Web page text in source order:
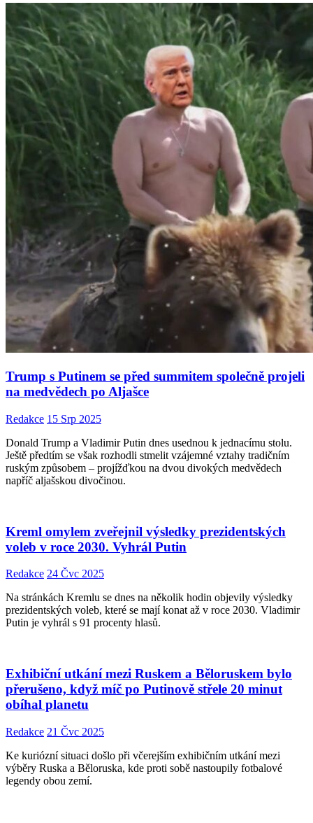
Trump s Putinem se před summitem společně projeli
na medvědech po Aljašce
Redakce 15 Srp 2025
Donald Trump a Vladimir Putin dnes usednou k jednacímu stolu.
Ještě předtím se však rozhodli stmelit vzájemné vztahy tradičním
ruským způsobem – projížďkou na dvou divokých medvědech
napříč aljašskou divočinou.
Kreml omylem zveřejnil výsledky prezidentských
voleb v roce 2030. Vyhrál Putin
Redakce 24 Čvc 2025
Na stránkách Kremlu se dnes na několik hodin objevily výsledky
prezidentských voleb, které se mají konat až v roce 2030. Vladimir
Putin je vyhrál s 91 procenty hlasů.
Exhibiční utkání mezi Ruskem a Běloruskem bylo
přerušeno, když míč po Putinově střele 20 minut
obíhal planetu
Redakce 21 Čvc 2025
Ke kuriózní situaci došlo při včerejším exhibičním utkání mezi
výběry Ruska a Běloruska, kde proti sobě nastoupily fotbalové
legendy obou zemí.